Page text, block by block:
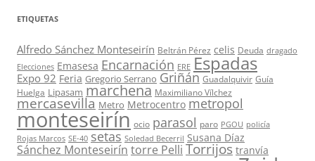
ETIQUETAS
Alfredo Sánchez Monteseirín Beltrán Pérez celis Deuda dragado
Elecciones Emasesa Encarnación ERE Espadas
Expo 92 Feria Gregorio Serrano Griñán Guadalquivir Guía
Huelga Lipasam marchena Maximiliano Vílchez
mercasevilla Metro Metrocentro metropol
monteseirín ocio parasol paro PGOU policía
Rojas Marcos SE-40 setas Soledad Becerril Susana Díaz
Sánchez Monteseirín torre Pelli Torrijos tranvía